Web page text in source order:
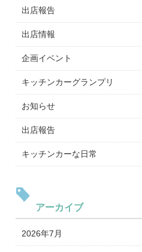
出店報告
出店情報
企画イベント
キッチンカーグランプリ
お知らせ
出店報告
キッチンカーな日常
アーカイブ
2026年7月